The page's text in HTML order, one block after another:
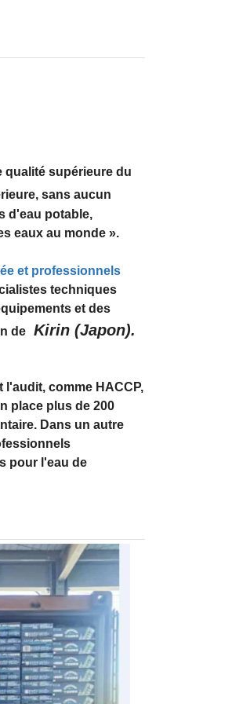
qualité supérieure du
sans aucun
d'eau potable,
eaux au monde ».
et professionnels
techniques
et des
de Kirin (Japon).
comme HACCP,
place plus de 200
Dans un autre
pour l'eau de